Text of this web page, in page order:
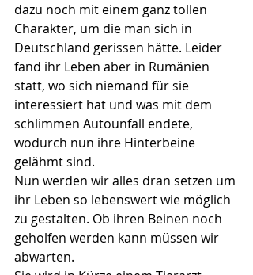
dazu noch mit einem ganz tollen
Charakter, um die man sich in
Deutschland gerissen hätte. Leider
fand ihr Leben aber in Rumänien
statt, wo sich niemand für sie
interessiert hat und was mit dem
schlimmen Autounfall endete,
wodurch nun ihre Hinterbeine
gelähmt sind.
Nun werden wir alles dran setzen um
ihr Leben so lebenswert wie möglich
zu gestalten. Ob ihren Beinen noch
geholfen werden kann müssen wir
abwarten.